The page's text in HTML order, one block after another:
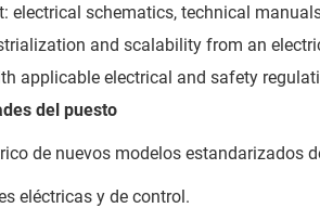
electrical schematics, technical
and scalability from an
applicable electrical and safety
del puesto
de nuevos modelos estandarizados
eléctricas y de control.